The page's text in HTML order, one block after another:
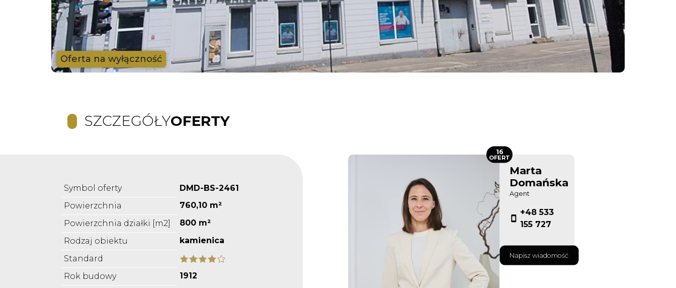
Oferta na wyłączność
SZCZEGÓŁYOFERTY
Symbol oferty
DMD-BS-2461
Powierzchnia
760,10 m²
Powierzchnia działki [m2]
800 m²
Rodzaj obiektu
kamienica
Standard
Rok budowy
1912
Marta
Domańska
Agent
+48 533
155 727
Napisz wiadomość
16
OFERT